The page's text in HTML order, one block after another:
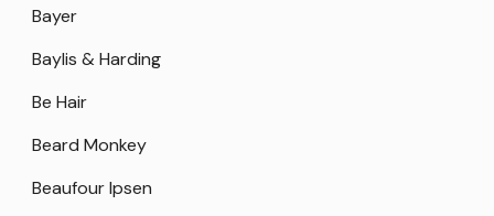
Bayer
Baylis & Harding
Be Hair
Beard Monkey
Beaufour Ipsen